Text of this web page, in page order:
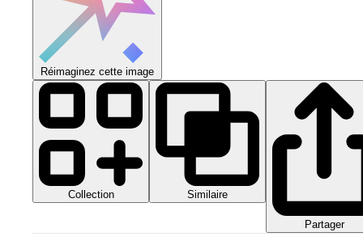
Réimaginez cette image
Collection Similaire
Partager